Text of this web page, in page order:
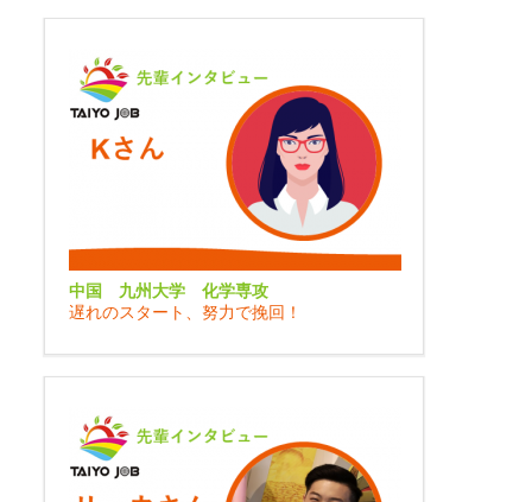
中国 九州大学 化学専攻
遅れのスタート、努力で挽回！